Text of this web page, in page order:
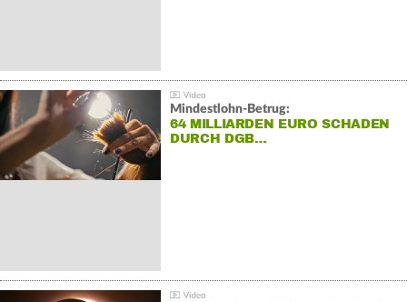
Mindestlohn-Betrug:
64 MILLIARDEN EURO SCHADEN
DURCH DGB…